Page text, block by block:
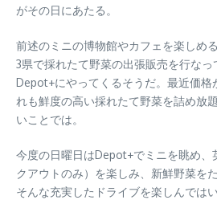
がその日にあたる。
前述のミニの博物館やカフェを楽しめ
3県で採れたて野菜の出張販売を行な
Depot+にやってくるそうだ。最近価格
れも鮮度の高い採れたて野菜を詰め放
いことでは。
今度の日曜日はDepot+でミニを眺め、
クアウトのみ）を楽しみ、新鮮野菜を
そんな充実したドライブを楽しんでは